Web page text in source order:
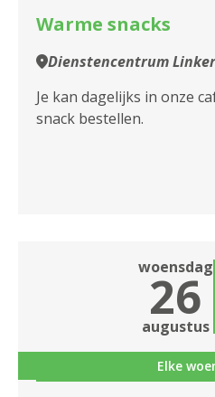
Warme snacks
Dienstencentrum
Je kan dagelijks in onze
snack bestellen.
woensdag
26
augustus
Elke